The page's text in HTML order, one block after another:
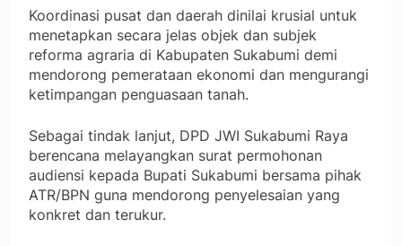
Koordinasi pusat dan daerah dinilai krusial untuk
menetapkan secara jelas objek dan subjek
reforma agraria di Kabupaten Sukabumi demi
mendorong pemerataan ekonomi dan mengurangi
ketimpangan penguasaan tanah.
Sebagai tindak lanjut, DPD JWI Sukabumi Raya
berencana melayangkan surat permohonan
audiensi kepada Bupati Sukabumi bersama pihak
ATR/BPN guna mendorong penyelesaian yang
konkret dan terukur.